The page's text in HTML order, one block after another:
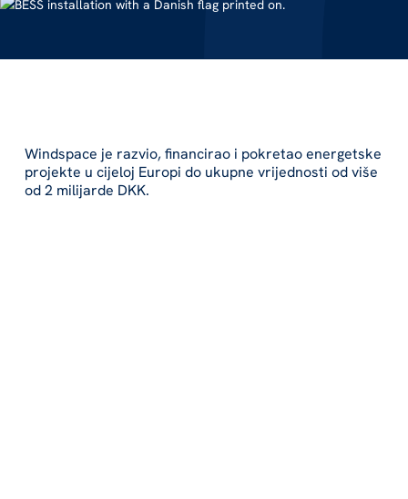
Windspace je razvio, financirao i pokretao energetske
projekte u cijeloj Europi do ukupne vrijednosti od više
od 2 milijarde DKK.